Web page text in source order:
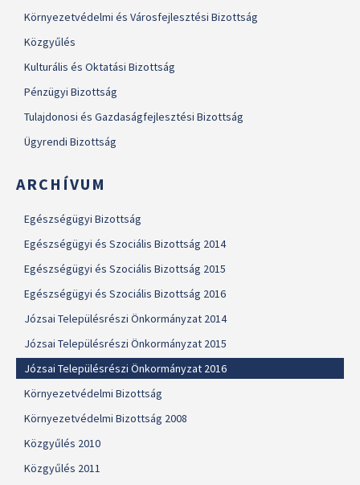
Környezetvédelmi és Városfejlesztési Bizottság
Közgyűlés
Kulturális és Oktatási Bizottság
Pénzügyi Bizottság
Tulajdonosi és Gazdaságfejlesztési Bizottság
Ügyrendi Bizottság
ARCHÍVUM
Egészségügyi Bizottság
Egészségügyi és Szociális Bizottság 2014
Egészségügyi és Szociális Bizottság 2015
Egészségügyi és Szociális Bizottság 2016
Józsai Településrészi Önkormányzat 2014
Józsai Településrészi Önkormányzat 2015
Józsai Településrészi Önkormányzat 2016
Környezetvédelmi Bizottság
Környezetvédelmi Bizottság 2008
Közgyűlés 2010
Közgyűlés 2011